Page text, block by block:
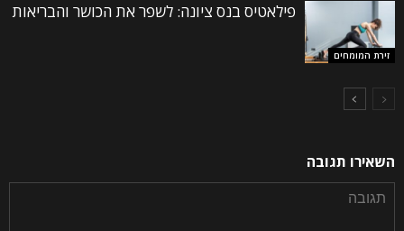
זירת המומחים
פילאטיס בנס ציונה: לשפר את הכושר והבריאות
השאירו תגובה